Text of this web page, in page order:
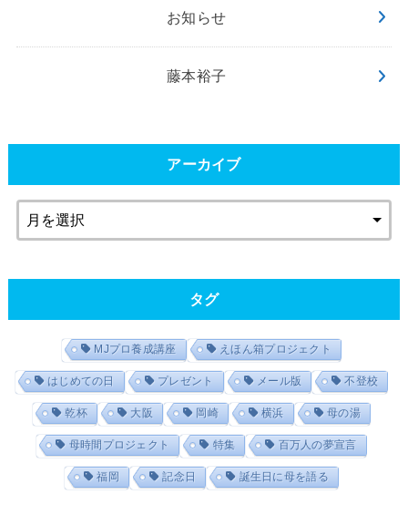
お知らせ
藤本裕子
アーカイブ
タグ
MJプロ養成講座 えほん箱プロジェクト
はじめての日 プレゼント メール版 不登校
乾杯 大阪 岡崎 横浜 母の湯
母時間プロジェクト 特集 百万人の夢宣言
福岡 記念日 誕生日に母を語る